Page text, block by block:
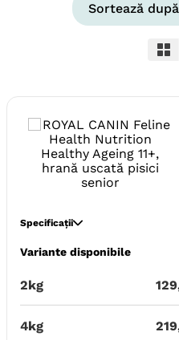
Sortează după
Specificații
Specie
Monoproteic
Variante disponibile
2kg 129
4kg 219